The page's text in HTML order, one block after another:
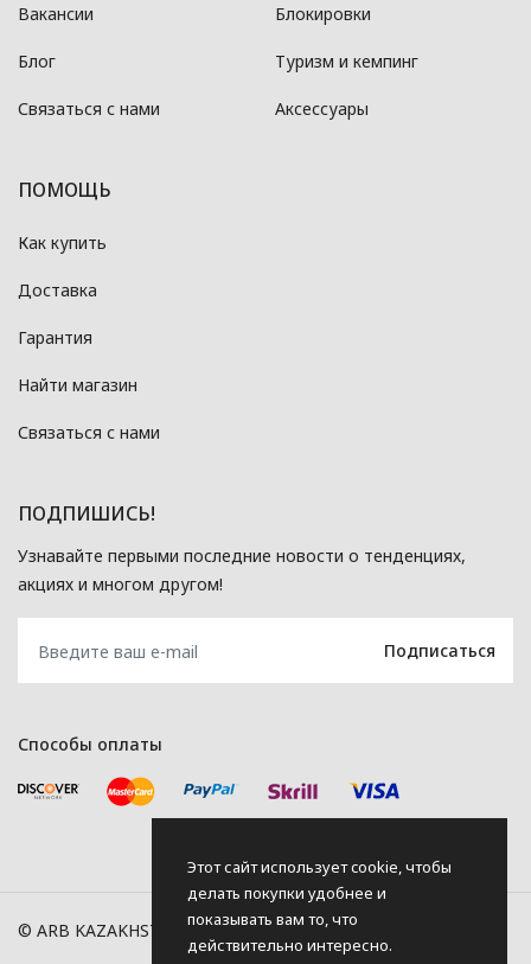
Вакансии
Блог
Связаться с нами
Блокировки
Туризм и кемпинг
Аксессуары
ПОМОЩЬ
Как купить
Доставка
Гарантия
Найти магазин
Связаться с нами
ПОДПИШИСЬ!
Узнавайте первыми последние новости о тенденциях,
акциях и многом другом!
Способы оплаты
© ARB KAZAKHSTAN, 2026
Этот сайт использует cookie, чтобы
делать покупки удобнее и
показывать вам то, что
действительно интересно.